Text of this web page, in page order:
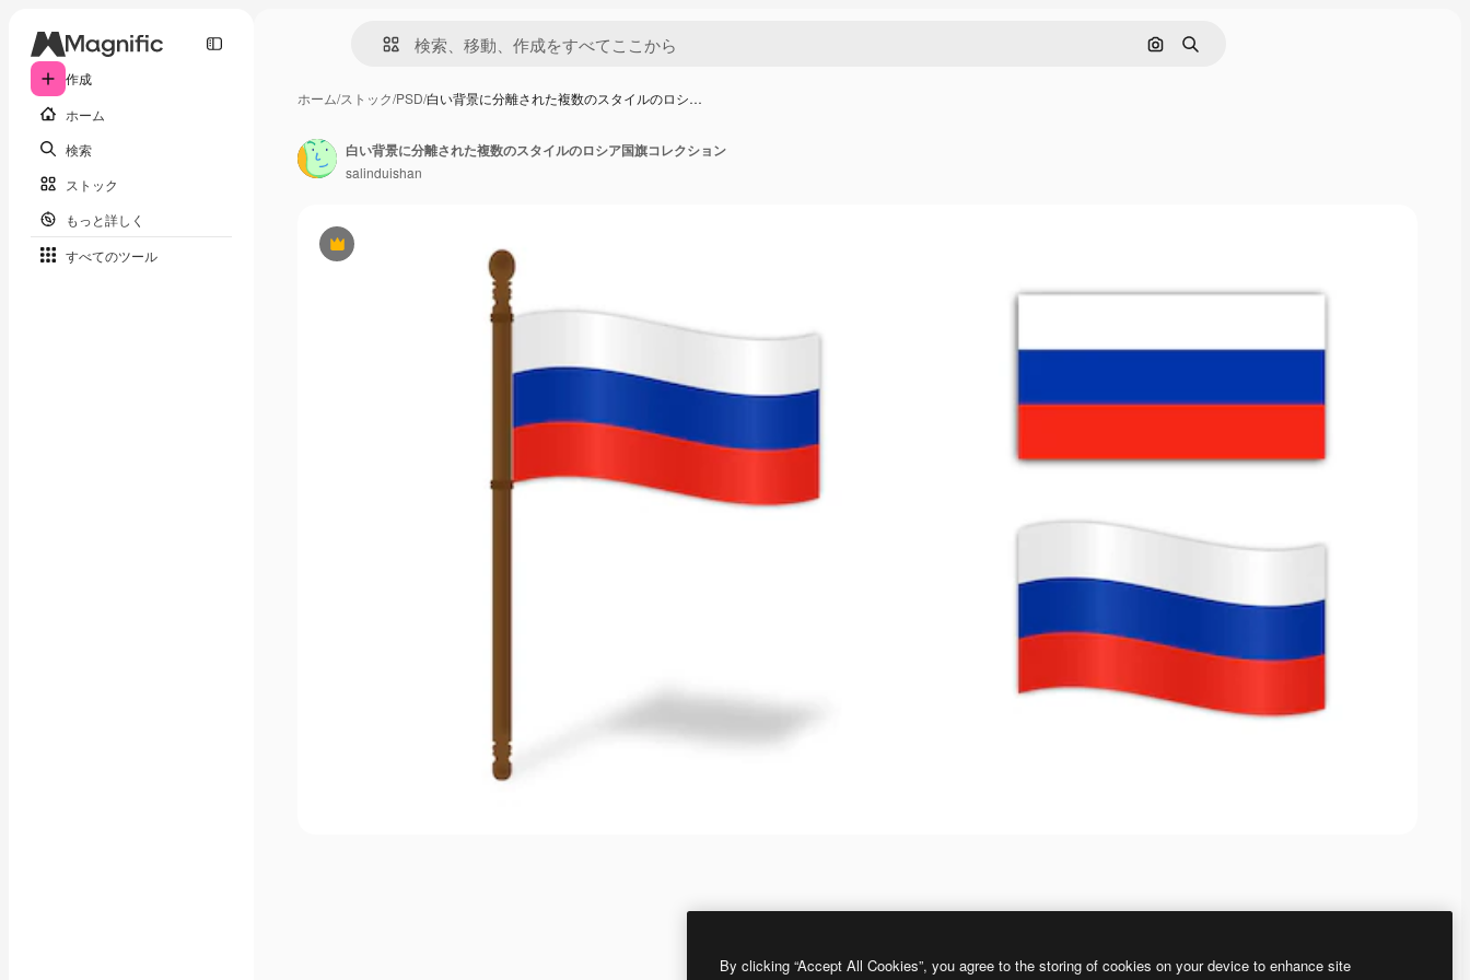
作成
ホーム
検索
ストック
もっと詳しく
すべてのツール
画像で検索
検索
ホーム/ストック/PSD/白い背景に分離された複数のスタイルのロシ…
Premium
白い背景に分離された複数のスタイルのロシア国旗コレクション
salinduishan
By clicking “Accept All Cookies”, you agree to the storing of cookies on your device to enhance site